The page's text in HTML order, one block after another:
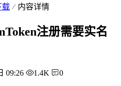
载 内容详情
注册需要实名
09:26 1.4K 0